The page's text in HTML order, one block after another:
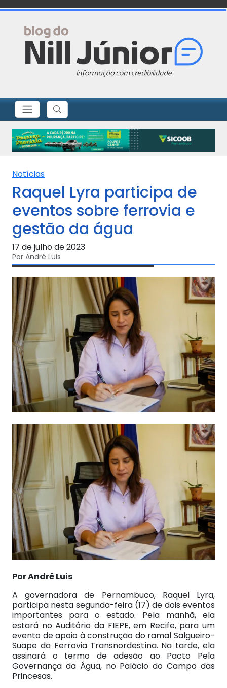
Notícias
Raquel Lyra participa de
eventos sobre ferrovia e
gestão da água
17 de julho de 2023
Por André Luis
Por André Luis
A governadora de Pernambuco, Raquel Lyra,
participa nesta segunda-feira (17) de dois eventos
importantes para o estado. Pela manhã, ela
estará no Auditório da FIEPE, em Recife, para um
evento de apoio à construção do ramal Salgueiro-
Suape da Ferrovia Transnordestina. Na tarde, ela
assinará o termo de adesão ao Pacto Pela
Governança da Água, no Palácio do Campo das
Princesas.